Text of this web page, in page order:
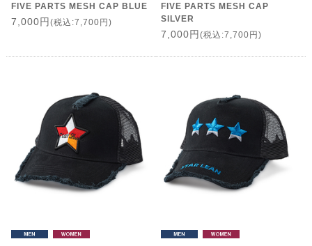
FIVE PARTS MESH CAP BLUE
7,000円 (税込:7,700円)
FIVE PARTS MESH CAP
SILVER
7,000円 (税込:7,700円)